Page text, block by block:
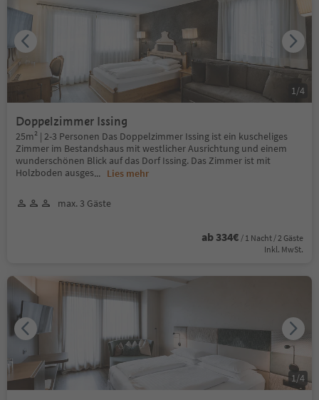
Doppelzimmer Issing
25m² | 2-3 Personen Das Doppelzimmer Issing ist ein kuscheliges
Zimmer im Bestandshaus mit westlicher Ausrichtung und einem
wunderschönen Blick auf das Dorf Issing. Das Zimmer ist mit
Holzboden ausges... Lies mehr
max. 3 Gäste
ab 334€ / 1 Nacht / 2 Gäste
Inkl. MwSt.
1 /4
1 /4